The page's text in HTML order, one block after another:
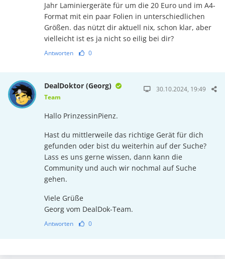
Jahr Laminiergeräte für um die 20 Euro und im A4-
Format mit ein paar Folien in unterschiedlichen
Größen. das nützt dir aktuell nix, schon klar, aber
vielleicht ist es ja nicht so eilig bei dir?
Antworten 0
DealDoktor (Georg)
Team
30.10.2024, 19:49
Hallo PrinzessinPienz.
Hast du mittlerweile das richtige Gerät für dich
gefunden oder bist du weiterhin auf der Suche?
Lass es uns gerne wissen, dann kann die
Community und auch wir nochmal auf Suche
gehen.
Viele Grüße
Georg vom DealDok-Team.
Antworten 0